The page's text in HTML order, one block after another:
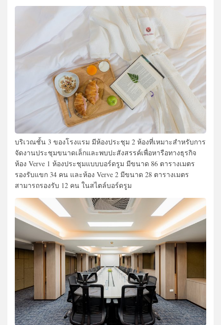
บริเวณชั้น 3 ของโรงแรม มีห้องประชุม 2 ห้องที่เหมาะสำหรับการ
จัดงานประชุมขนาดเล็กและพบปะสังสรรค์เพื่อหารือทางธุรกิจ
ห้อง Verve 1 ห้องประชุมแบบบอร์ดรูม มีขนาด 86 ตารางเมตร
รองรับแขก 34 คน และห้อง Verve 2 มีขนาด 28 ตารางเมตร
สามารถรองรับ 12 คน ในสไตล์บอร์ดรูม